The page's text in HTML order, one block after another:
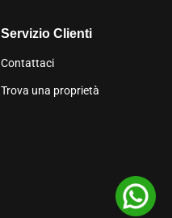
Servizio Clienti
Contattaci
Trova una proprietà